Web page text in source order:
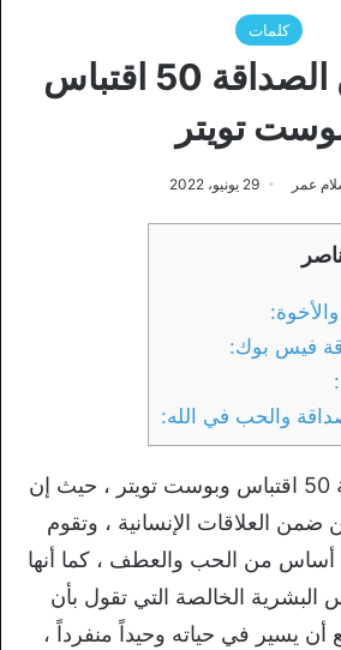
كلمات
مقالات عن الصداقة 50 اقتباس
تويتر
عمر 29 يونيو، 2022
فيس بوك:
والحب في الله:
مقالات عن الصداقة 50 اقتباس وبوست تويتر ، حيث إن
ضمن العلاقات الإنسانية ، وتقوم
أساس من الحب والعطف ، كما أنها
البشرية الخالصة التي تقول بأن
يسير في حياته وحيداً منفرداً ،